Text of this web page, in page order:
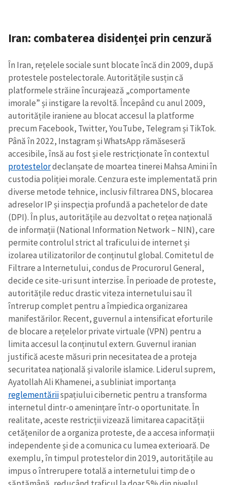
Iran: combaterea disidenței prin cenzură
În Iran, rețelele sociale sunt blocate încă din 2009, după
protestele postelectorale. Autoritățile susțin că
platformele străine încurajează „comportamente
imorale” și instigare la revoltă. Începând cu anul 2009,
autoritățile iraniene au blocat accesul la platforme
precum Facebook, Twitter, YouTube, Telegram și TikTok.
Până în 2022, Instagram și WhatsApp rămăseseră
accesibile, însă au fost și ele restricționate în contextul
protestelordeclanșate de moartea tinerei Mahsa Amini în
custodia poliției morale. Cenzura este implementată prin
diverse metode tehnice, inclusiv filtrarea DNS, blocarea
adreselor IP și inspecția profundă a pachetelor de date
(DPI). În plus, autoritățile au dezvoltat o rețea națională
de informații (National Information Network – NIN), care
permite controlul strict al traficului de internet și
izolarea utilizatorilor de conținutul global. Comitetul de
Filtrare a Internetului, condus de Procurorul General,
decide ce site-uri sunt interzise. În perioade de proteste,
autoritățile reduc drastic viteza internetului sau îl
întrerup complet pentru a împiedica organizarea
manifestărilor. Recent, guvernul a intensificat eforturile
de blocare a rețelelor private virtuale (VPN) pentru a
limita accesul la conținutul extern. Guvernul iranian
justifică aceste măsuri prin necesitatea de a proteja
securitatea națională și valorile islamice. Liderul suprem,
Ayatollah Ali Khamenei, a subliniat importanța
reglementăriispațiului cibernetic pentru a transforma
internetul dintr-o amenințare într-o oportunitate. În
realitate, aceste restricții vizează limitarea capacității
cetățenilor de a organiza proteste, de a accesa informații
independente și de a comunica cu lumea exterioară. De
exemplu, în timpul protestelor din 2019, autoritățile au
impus o întrerupere totală a internetului timp de o